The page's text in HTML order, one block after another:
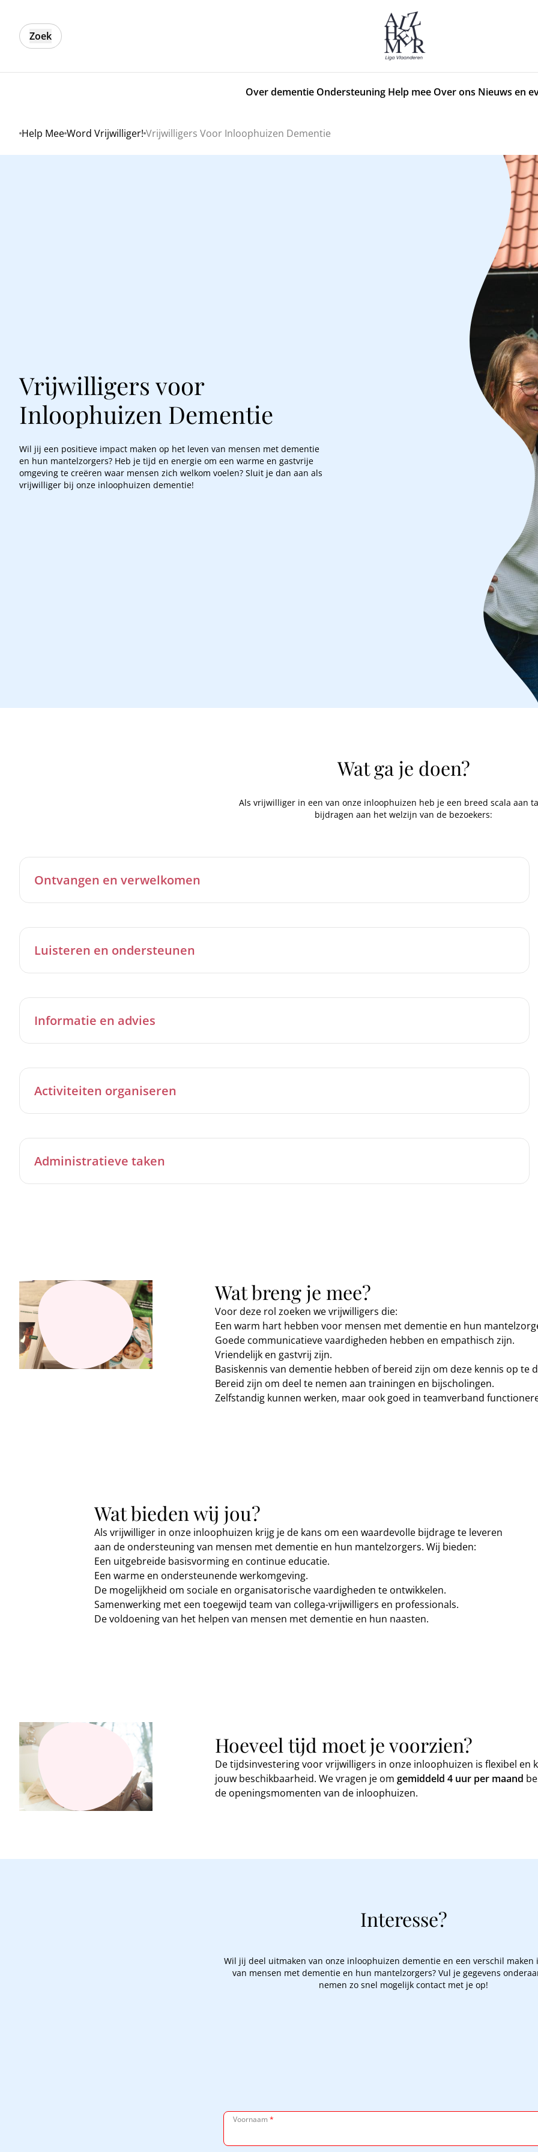
Zoek
Over dementie Ondersteuning Help mee Over ons Nieuws en
Home
Help MeeWord Vrijwilliger! Vrijwilligers Voor Inloophuizen Dementie
Vrijwilligers voor
Inloophuizen Dementie
Wil jij een positieve impact maken op het leven van mensen met dementie
en hun mantelzorgers? Heb je tijd en energie om een warme en gastvrije
omgeving te creëren waar mensen zich welkom voelen? Sluit je dan aan als
vrijwilliger bij onze inloophuizen dementie!
Wat ga je doen?
Als vrijwilliger in een van onze inloophuizen heb je een breed scala aan
bijdragen aan het welzijn van de bezoekers:
Ontvangen en verwelkomen
Luisteren en ondersteunen
Informatie en advies
Activiteiten organiseren
Administratieve taken
Wat breng je mee?
Voor deze rol zoeken we vrijwilligers die:
Een warm hart hebben voor mensen met dementie en hun
Goede communicatieve vaardigheden hebben en empathisch zijn.
Vriendelijk en gastvrij zijn.
Basiskennis van dementie hebben of bereid zijn om deze kennis op te
Bereid zijn om deel te nemen aan trainingen en bijscholingen.
Zelfstandig kunnen werken, maar ook goed in teamverband
Wat bieden wij jou?
Als vrijwilliger in onze inloophuizen krijg je de kans om een waardevolle bijdrage te leveren
aan de ondersteuning van mensen met dementie en hun mantelzorgers. Wij bieden:
Een uitgebreide basisvorming en continue educatie.
Een warme en ondersteunende werkomgeving.
De mogelijkheid om sociale en organisatorische vaardigheden te ontwikkelen.
Samenwerking met een toegewijd team van collega-vrijwilligers en professionals.
De voldoening van het helpen van mensen met dementie en hun naasten.
Hoeveel tijd moet je voorzien?
De tijdsinvestering voor vrijwilligers in onze inloophuizen is flexibel en
jouw beschikbaarheid. We vragen je om gemiddeld 4 uur per maand
de openingsmomenten van de inloophuizen.
Interesse?
Wil jij deel uitmaken van onze inloophuizen dementie en een verschil maken
van mensen met dementie en hun mantelzorgers? Vul je gegevens
nemen zo snel mogelijk contact met je op!
Voornaam *